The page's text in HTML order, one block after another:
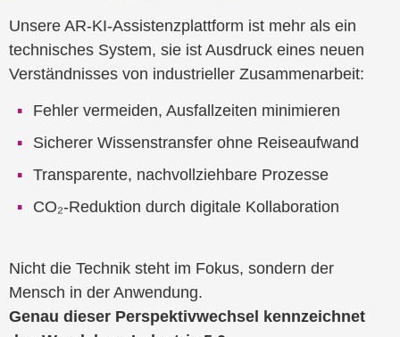
Unsere AR-KI-Assistenzplattform ist mehr als ein
technisches System, sie ist Ausdruck eines neuen
Verständnisses von industrieller Zusammenarbeit:
Fehler vermeiden, Ausfallzeiten minimieren
Sicherer Wissenstransfer ohne Reiseaufwand
Transparente, nachvollziehbare Prozesse
CO₂-Reduktion durch digitale Kollaboration
Nicht die Technik steht im Fokus, sondern der
Mensch in der Anwendung.
Genau dieser Perspektivwechsel kennzeichnet